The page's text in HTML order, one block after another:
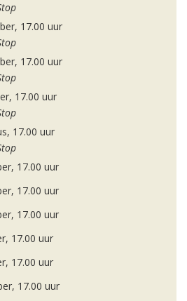
17.00 uur
17.00 uur
17.00 uur
17.00 uur
17.00 uur
17.00 uur
17.00 uur
17.00 uur
17.00 uur
17.00 uur